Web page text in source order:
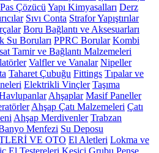
Çözücü Yapı Kimyasalları Derz
Sıvı Conta Strafor Yapıştırılar
Boru Bağlantı ve Aksesuarları
Su Boruları PPRC Borular Kombi
Tamir ve Bağlantı Malzemeleri
Valfler ve Vanalar Nipeller
Taharet Çubuğu Fittings Tıpalar ve
Elektrikli Vinçler Taşıma
Ahşaplar Masif Paneller
Ahşap Çatı Malzemeleri Çatı
Ahşap Merdivenler Trabzan
Menfezi Su Deposu
VE OTO El Aletleri Lokma ve
El Testereleri Kesici Grubu Pense